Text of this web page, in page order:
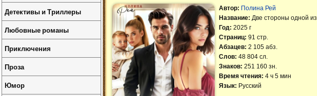
Автор: Полина Рей
Название: Две стороны одной
Год: 2025 г
Страниц: 91 стр.
Абзацев: 2 105 абз.
Слов: 48 804 сл.
Знаков: 251 160 зн.
Время чтения: 4 ч 5 мин
Язык: Русский
Детективы и Триллеры
Любовные романы
Приключения
Проза
Юмор